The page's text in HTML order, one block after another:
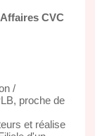
CVC
/
proche de
et réalise